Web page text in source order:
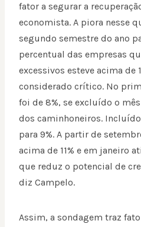
fator a segurar a
economista. A piora nesse
segundo semestre do ano
percentual das empresas
excessivos esteve acima de
considerado crítico. No
foi de 8%, se excluído o
dos caminhoneiros.
para 9%. A partir de
acima de 11% e em janeiro
que reduz o potencial de
diz Campelo.
Assim, a sondagem traz